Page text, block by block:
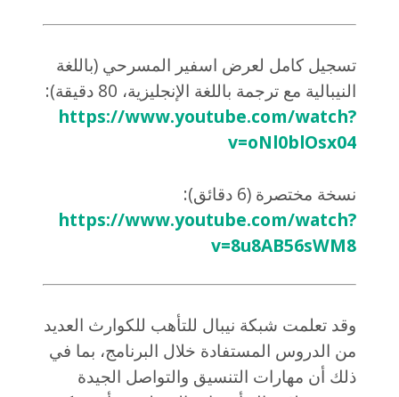
تسجيل كامل لعرض اسفير المسرحي (باللغة
النيبالية مع ترجمة باللغة الإنجليزية، 80 دقيقة):
https://www.youtube.com/watch?
v=oNl0blOsx04
نسخة مختصرة (6 دقائق):
https://www.youtube.com/watch?
v=8u8AB56sWM8
وقد تعلمت شبكة نيبال للتأهب للكوارث العديد
من الدروس المستفادة خلال البرنامج، بما في
ذلك أن مهارات التنسيق والتواصل الجيدة